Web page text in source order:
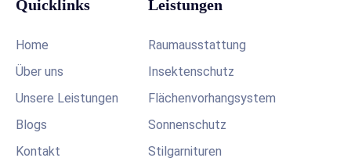
Quicklinks
Home
Über uns
Unsere Leistungen
Blogs
Kontakt
Leistungen
Raumausstattung
Insektenschutz
Flächenvorhangsystem
Sonnenschutz
Stilgarnituren